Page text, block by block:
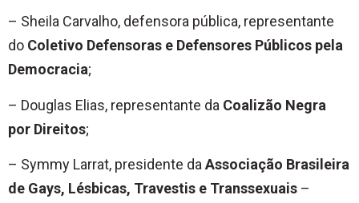
– Sheila Carvalho, defensora pública, representante
do Coletivo Defensoras e Defensores Públicos pela
Democracia;
– Douglas Elias, representante da Coalizão Negra
por Direitos;
– Symmy Larrat, presidente da Associação Brasileira
de Gays, Lésbicas, Travestis e Transsexuais –